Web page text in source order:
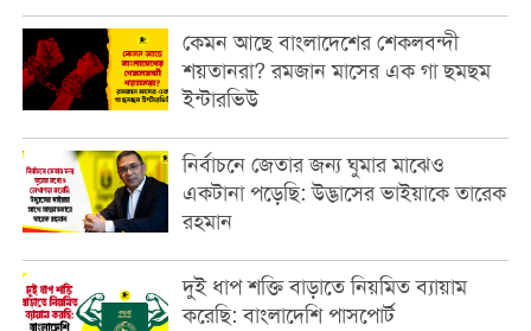
কেমন আছে বাংলাদেশের শেকলবন্দী
শয়তানরা? রমজান মাসের এক গা ছমছম
ইন্টারভিউ
নির্বাচনে জেতার জন্য ঘুমার মাঝেও
একটানা পড়েছি: উদ্ভাসের ভাইয়াকে তারেক
রহমান
দুই ধাপ শক্তি বাড়াতে নিয়মিত ব্যায়াম
করেছি: বাংলাদেশি পাসপোর্ট